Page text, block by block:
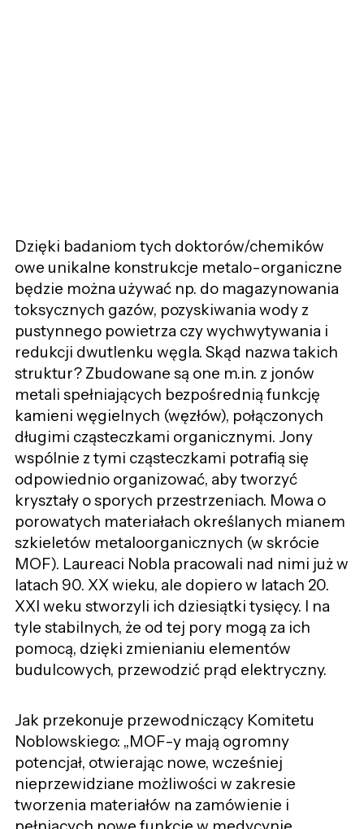
Dzięki badaniom tych doktorów/chemików
owe unikalne konstrukcje metalo-organiczne
będzie można używać np. do magazynowania
toksycznych gazów, pozyskiwania wody z
pustynnego powietrza czy wychwytywania i
redukcji dwutlenku węgla. Skąd nazwa takich
struktur? Zbudowane są one m.in. z jonów
metali spełniających bezpośrednią funkcję
kamieni węgielnych (węzłów), połączonych
długimi cząsteczkami organicznymi. Jony
wspólnie z tymi cząsteczkami potrafią się
odpowiednio organizować, aby tworzyć
kryształy o sporych przestrzeniach. Mowa o
porowatych materiałach określanych mianem
szkieletów metaloorganicznych (w skrócie
MOF). Laureaci Nobla pracowali nad nimi już w
latach 90. XX wieku, ale dopiero w latach 20.
XXI weku stworzyli ich dziesiątki tysięcy. I na
tyle stabilnych, że od tej pory mogą za ich
pomocą, dzięki zmienianiu elementów
budulcowych, przewodzić prąd elektryczny.
Jak przekonuje przewodniczący Komitetu
Noblowskiego: „MOF-y mają ogromny
potencjał, otwierając nowe, wcześniej
nieprzewidziane możliwości w zakresie
tworzenia materiałów na zamówienie i